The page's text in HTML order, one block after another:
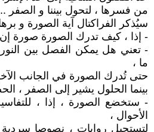
من فسرها ، لتحول بيننا و الصفر
سيُذكر الفراكتال آية الصورة و
- إذا ، كيف تدرك الصورة صورة إن
- تعني هل يمكن الفصل بين
ما ،
حتى تُدرك الصورة في الجانب
بينما الحلول يشير إلى الصفر ،
- ستخضع الصورة ، إذا ،
الأحوال ،
لتستحيل روايات ، نصوصا